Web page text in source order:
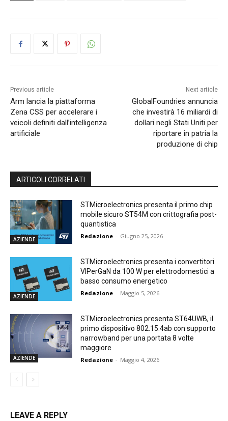
Previous article
Arm lancia la piattaforma
Zena CSS per accelerare i
veicoli definiti dall’intelligenza
artificiale
Next article
GlobalFoundries annuncia
che investirà 16 miliardi di
dollari negli Stati Uniti per
riportare in patria la
produzione di chip
ARTICOLI CORRELATI
AZIENDE
STMicroelectronics presenta il primo chip
mobile sicuro ST54M con crittografia post-
quantistica
Redazione - Giugno 25, 2026
AZIENDE
STMicroelectronics presenta i convertitori
VIPerGaN da 100 W per elettrodomestici a
basso consumo energetico
Redazione - Maggio 5, 2026
AZIENDE
STMicroelectronics presenta ST64UWB, il
primo dispositivo 802.15.4ab con supporto
narrowband per una portata 8 volte
maggiore
Redazione - Maggio 4, 2026
LEAVE A REPLY